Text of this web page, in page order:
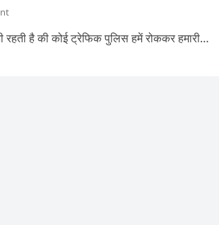
है की कोई ट्रेफिक पुलिस हमें रोककर हमारी…